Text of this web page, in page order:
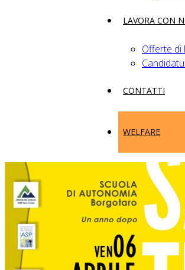
LAVORA CON
Offerte di
CONTATTI
WELFARE